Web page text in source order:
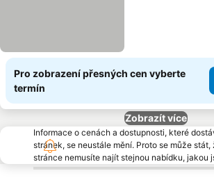
Pro zobrazení přesných cen vyberte
termín
Zobrazít více
Informace o cenách a dostupnosti, které
stránek, se neustále mění. Proto se může
stránce nemusíte najít stejnou nabídku, jakou